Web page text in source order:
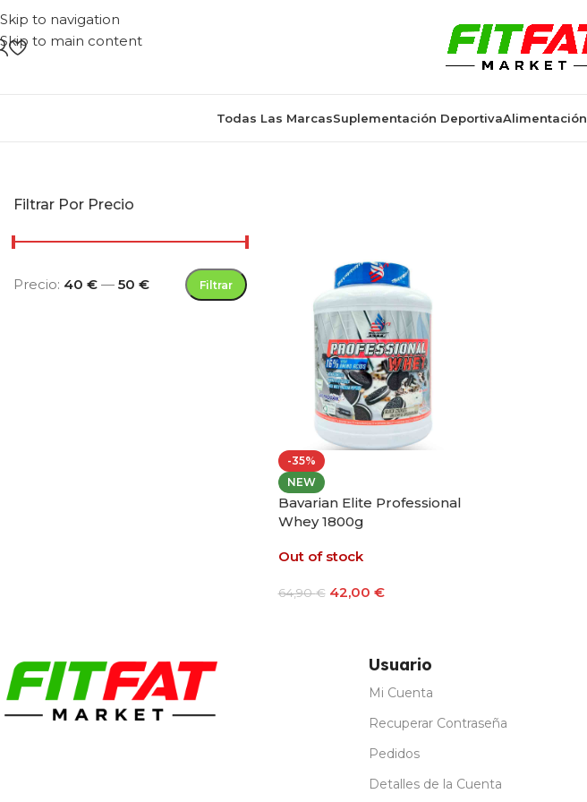
Skip to navigation
Skip to main content
Todas Las MarcasSuplementación DeportivaAlimentación
Filtrar Por Precio
Filtrar
Precio: 40 € — 50 €
-35%
NEW
Bavarian Elite Professional
Whey 1800g
Out of stock
64,90€ 42,00 €
Usuario
Mi Cuenta
Recuperar Contraseña
Pedidos
Detalles de la Cuenta